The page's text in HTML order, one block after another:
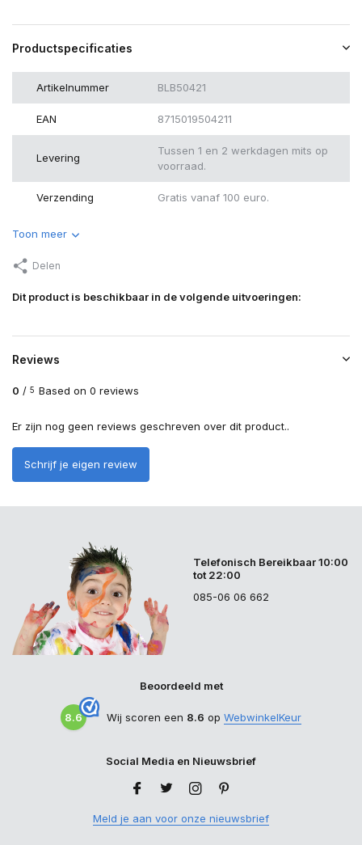
Productspecificaties
Artikelnummer BLB50421
EAN 8715019504211
Levering
Tussen 1 en 2 werkdagen mits op
voorraad.
Verzending Gratis vanaf 100 euro.
Toon meer
Delen
Dit product is beschikbaar in de volgende uitvoeringen:
Reviews
0 / 5 Based on 0 reviews
Er zijn nog geen reviews geschreven over dit product..
Schrijf je eigen review
Telefonisch Bereikbaar 10:00
tot 22:00
085-06 06 662
Beoordeeld met
8.6 Wij scoren een 8.6 op WebwinkelKeur
Social Media en Nieuwsbrief
Meld je aan voor onze nieuwsbrief